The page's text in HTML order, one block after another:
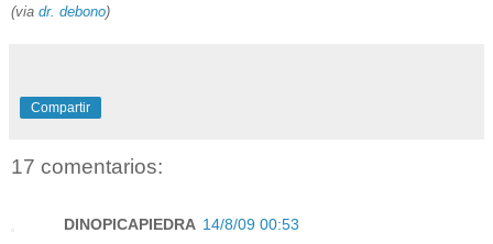
(via dr. debono)
Compartir
17 comentarios:
DINOPICAPIEDRA 14/8/09 00:53